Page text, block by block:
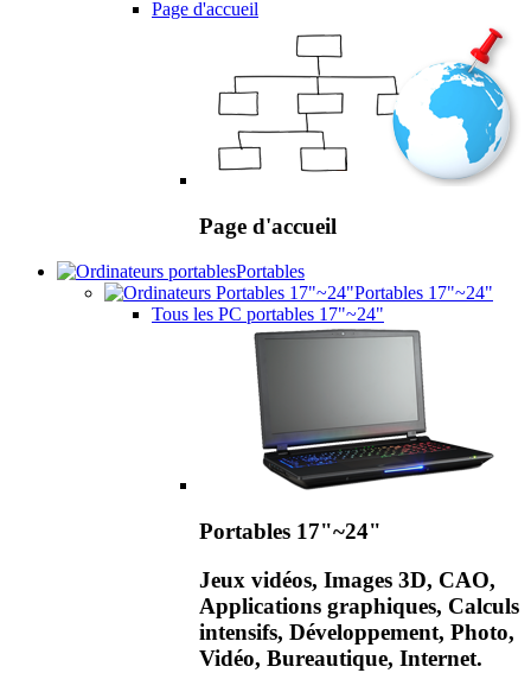
Page d'accueil
Page d'accueil
Portables
Portables 17"~24"
Tous les PC portables 17"~24"
Portables 17"~24"
Jeux vidéos, Images 3D, CAO,
Applications graphiques, Calculs
intensifs, Développement, Photo,
Vidéo, Bureautique, Internet.